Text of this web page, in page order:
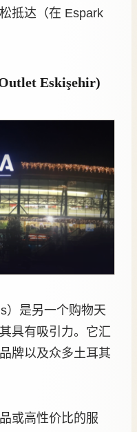
抵达（在 Espark
Eskişehir)
）是另一个购物天
具有吸引力。它汇
牌以及众多土耳其
或高性价比的服